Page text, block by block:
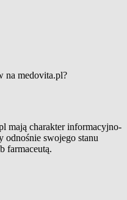
na medovita.pl?
mają charakter informacyjno-
odnośnie swojego stanu
farmaceutą.